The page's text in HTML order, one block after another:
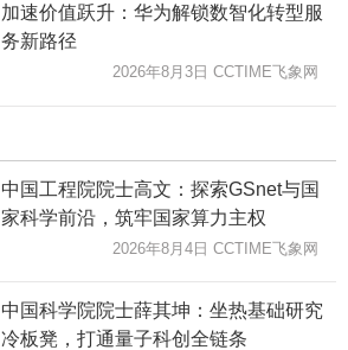
加速价值跃升：华为解锁数智化转型服
务新路径
2026年8月3日 CCTIME飞象网
中国工程院院士高文：探索GSnet与国
家科学前沿，筑牢国家算力主权
2026年8月4日 CCTIME飞象网
中国科学院院士薛其坤：坐热基础研究
冷板凳，打通量子科创全链条